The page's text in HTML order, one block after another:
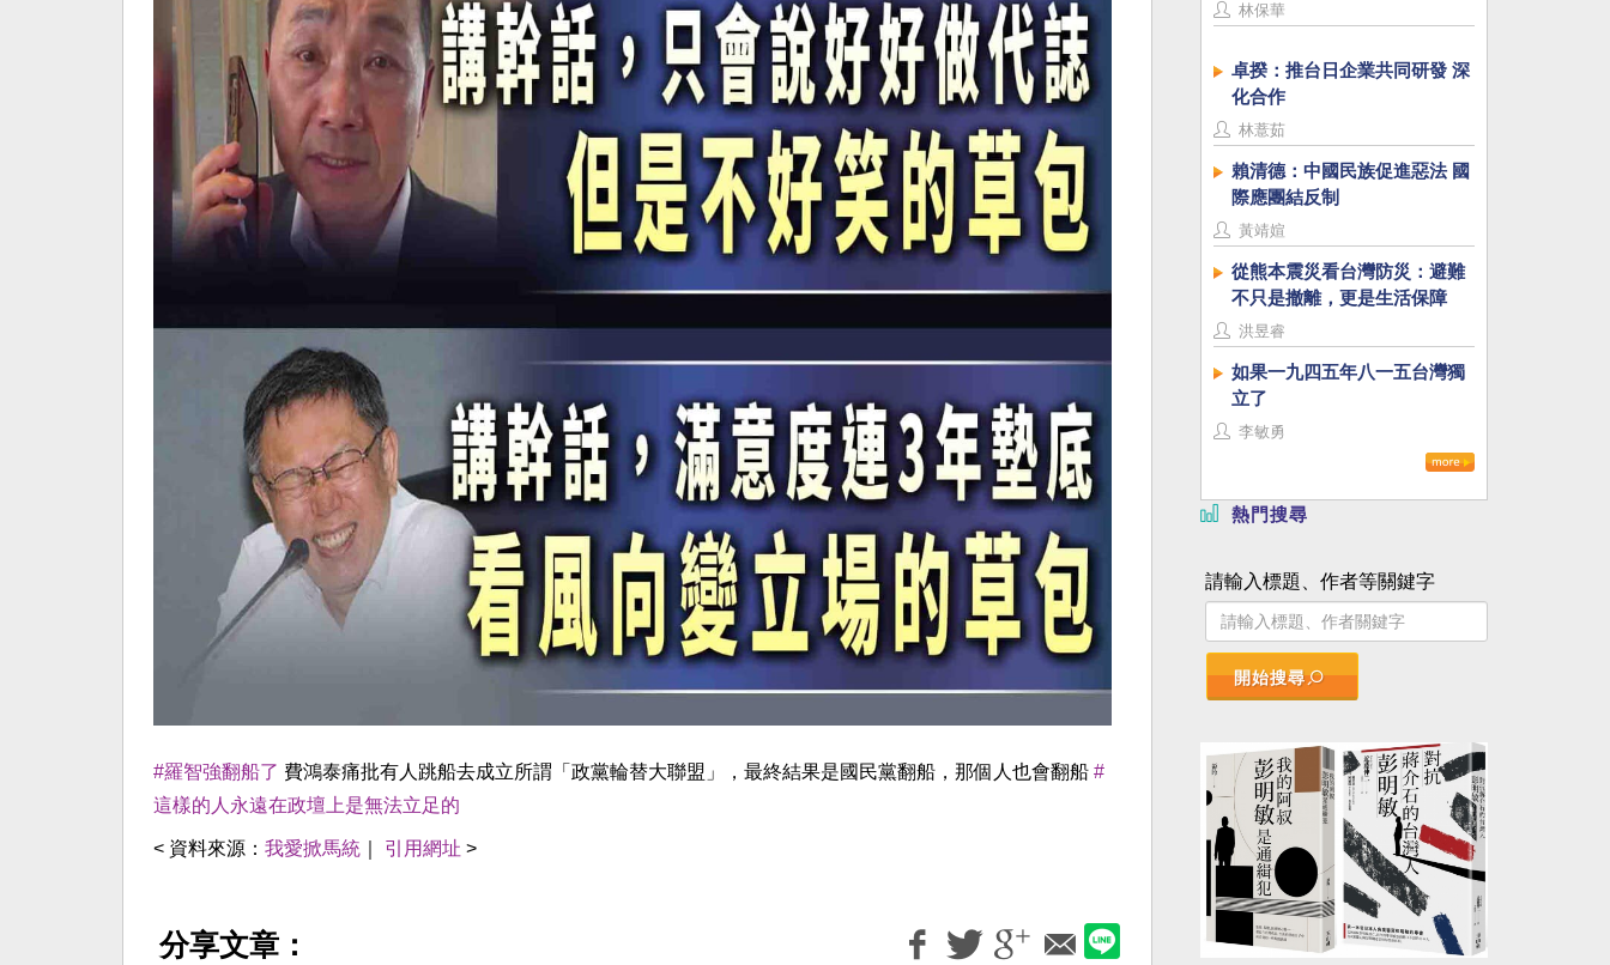
#羅智強翻船了 費鴻泰痛批有人跳船去成立所謂「政黨輪替大聯盟」，最終結果是國民黨翻船，那個人也會翻船 #
這樣的人永遠在政壇上是無法立足的
< 資料來源： 我愛掀馬統 引用網址 >
分享文章：
林保華
卓揆：推台日企業共同研發 深
化合作
林薏茹
賴清德：中國民族促進惡法 國
際應團結反制
黃靖媗
從熊本震災看台灣防災：避難
不只是撤離，更是生活保障
洪昱睿
如果一九四五年八一五台灣獨
立了
李敏勇
熱門搜尋
請輸入標題、作者等關鍵字
開始搜尋